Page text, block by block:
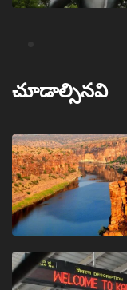
చూడాల్సినవి